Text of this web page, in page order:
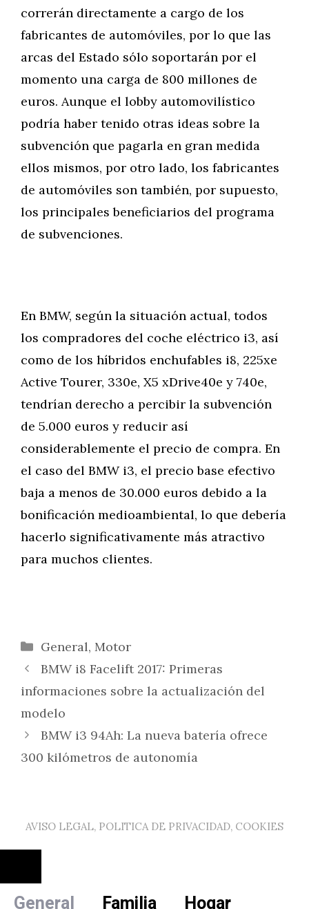
correrán directamente a cargo de los
fabricantes de automóviles, por lo que las
arcas del Estado sólo soportarán por el
momento una carga de 800 millones de
euros. Aunque el lobby automovilístico
podría haber tenido otras ideas sobre la
subvención que pagarla en gran medida
ellos mismos, por otro lado, los fabricantes
de automóviles son también, por supuesto,
los principales beneficiarios del programa
de subvenciones.
En BMW, según la situación actual, todos
los compradores del coche eléctrico i3, así
como de los híbridos enchufables i8, 225xe
Active Tourer, 330e, X5 xDrive40e y 740e,
tendrían derecho a percibir la subvención
de 5.000 euros y reducir así
considerablemente el precio de compra. En
el caso del BMW i3, el precio base efectivo
baja a menos de 30.000 euros debido a la
bonificación medioambiental, lo que debería
hacerlo significativamente más atractivo
para muchos clientes.
Categorías
General, Motor
BMW i8 Facelift 2017: Primeras
informaciones sobre la actualización del
modelo
BMW i3 94Ah: La nueva batería ofrece
300 kilómetros de autonomía
AVISO LEGAL, POLITICA DE PRIVACIDAD, COOKIES
Cerrar
General Familia Hogar